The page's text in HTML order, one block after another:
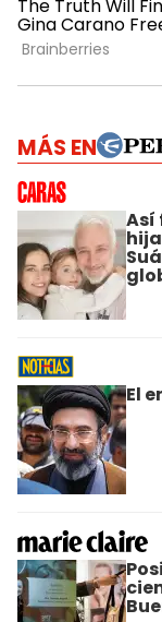
MÁS EN
Así
El